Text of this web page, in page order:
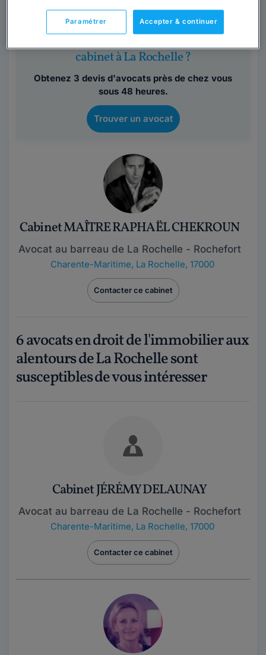
régime matrimonial, sortie...Lire la suite
cabinet à La Rochelle ?
Obtenez 3 devis d'avocats près de chez vous
sous 48 heures.
Trouver un avocat
Cabinet MAÎTRE RAPHAËL CHEKROUN
Avocat au barreau de La Rochelle - Rochefort
Charente-Maritime, La Rochelle, 17000
Contacter ce cabinet
6 avocats en droit de l'immobilier aux
alentours de La Rochelle sont
susceptibles de vous intéresser
Cabinet JÉRÉMY DELAUNAY
Avocat au barreau de La Rochelle - Rochefort
Charente-Maritime, La Rochelle, 17000
Contacter ce cabinet
Accepter & continuer
Paramétrer